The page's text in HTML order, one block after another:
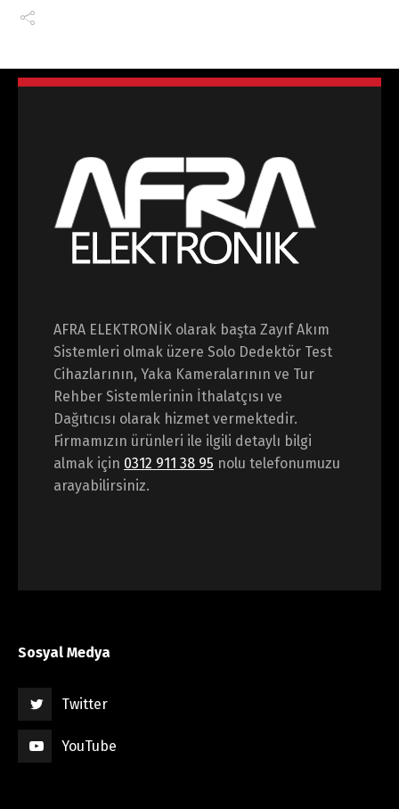
AFRA ELEKTRONİK olarak başta Zayıf Akım
Sistemleri olmak üzere Solo Dedektör Test
Cihazlarının, Yaka Kameralarının ve Tur
Rehber Sistemlerinin İthalatçısı ve
Dağıtıcısı olarak hizmet vermektedir.
Firmamızın ürünleri ile ilgili detaylı bilgi
almak için 0312 911 38 95 nolu telefonumuzu
arayabilirsiniz.
Sosyal Medya
Twitter
YouTube